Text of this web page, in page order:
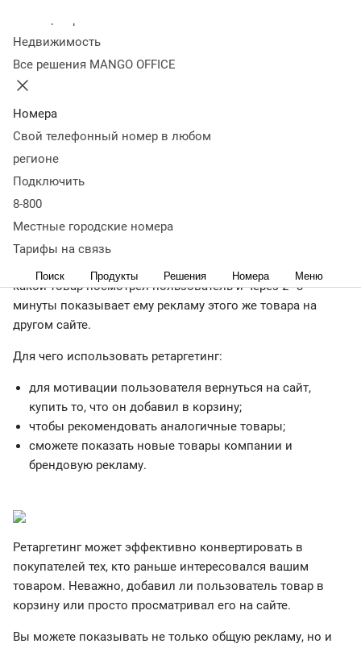
Недвижимость
Все решения MANGO OFFICE
Номера
Свой телефонный номер в любом
регионе
Подключить
8-800
Местные городские номера
Тарифы на связь
Поиск Продукты Решения Номера Меню
ретаргетинг
Что такое ретаргетинг и для чего он
нужен
без покупки. Несмотря на это, они могут стать
потенциальными покупателями. Вернуть пользователя
на сайт за покупкой помогает ретаргетинг. Это реклама
для целевой аудитории, которая уже заходила на ваш
какой товар посмотрел пользователь и через 2–3
минуты показывает ему рекламу этого же товара на
другом сайте.
Для чего использовать ретаргетинг:
для мотивации пользователя вернуться на сайт,
купить то, что он добавил в корзину;
чтобы рекомендовать аналогичные товары;
сможете показать новые товары компании и
брендовую рекламу.
Ретаргетинг может эффективно конвертировать в
покупателей тех, кто раньше интересовался вашим
товаром. Неважно, добавил ли пользователь товар в
корзину или просто просматривал его на сайте.
Вы можете показывать не только общую рекламу, но и